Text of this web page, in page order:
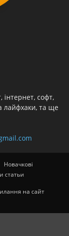
інтернет, софт,
лайфхаки, та ще
Новачкові
статьи
на сайт